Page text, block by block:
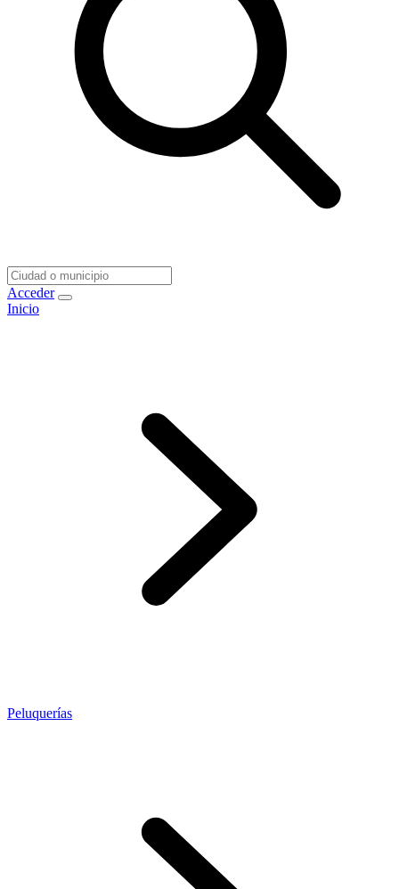
Acceder
Inicio
Peluquerías